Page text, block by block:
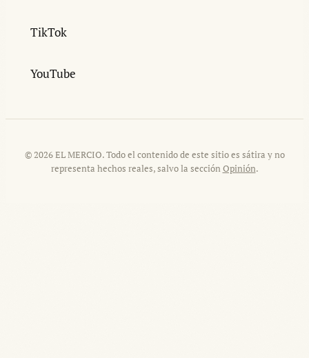
TikTok
YouTube
© 2026 EL MERCIO. Todo el contenido de este sitio es sátira y no
representa hechos reales, salvo la secciónOpinión.